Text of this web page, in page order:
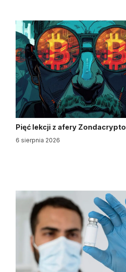
Pięć lekcji z afery Zondacrypto
6 sierpnia 2026